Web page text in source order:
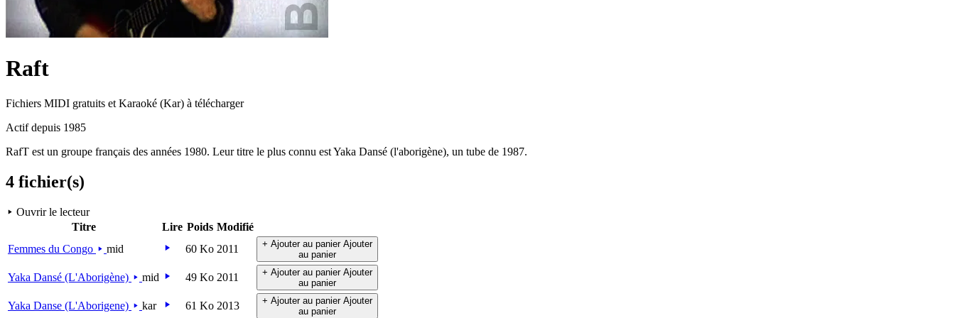
Raft
Fichiers MIDI gratuits et Karaoké (Kar) à télécharger
Actif depuis 1985
RafT est un groupe français des années 1980. Leur titre le plus connu est Yaka Dansé (l'aborigène), un tube de 1987.
4 fichier(s)
Ouvrir le lecteur
Titre
Lire Poids Modifié
Femmes du Congo
mid 60 Ko 2011 + Ajouter au panier Ajouter
au panier
Yaka Dansé (L'Aborigène) mid 49 Ko 2011 + Ajouter au panier Ajouter
au panier
Yaka Danse (L'Aborigene) kar 61 Ko 2013 + Ajouter au panier Ajouter
au panier